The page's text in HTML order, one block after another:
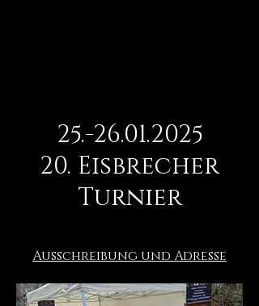
25.-26.01.2025
20. Eisbrecher
Turnier
Ausschreibung und Adresse